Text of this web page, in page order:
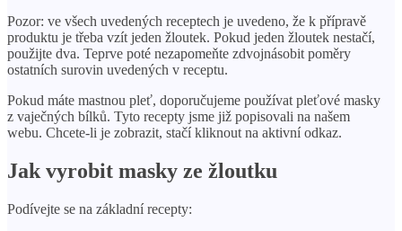
Pozor: ve všech uvedených receptech je uvedeno, že k přípravě
produktu je třeba vzít jeden žloutek. Pokud jeden žloutek nestačí,
použijte dva. Teprve poté nezapomeňte zdvojnásobit poměry
ostatních surovin uvedených v receptu.
Pokud máte mastnou pleť, doporučujeme používat pleťové masky
z vaječných bílků. Tyto recepty jsme již popisovali na našem
webu. Chcete-li je zobrazit, stačí kliknout na aktivní odkaz.
Jak vyrobit masky ze žloutku
Podívejte se na základní recepty: